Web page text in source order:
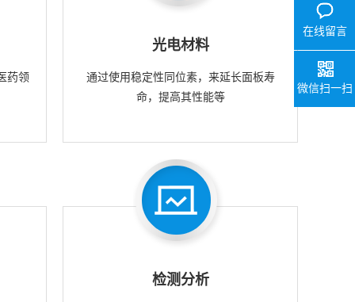
药领
光电材料
通过使用稳定性同位素，来延长面板寿
命，提高其性能等
检测分析
在线留言
微信扫一扫